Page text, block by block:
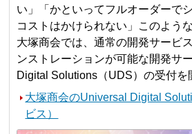
い」「かといってフルオーダーで
コストはかけられない」このよう
大塚商会では、通常の開発サービ
ンストレーションが可能な開発サ
Digital Solutions（UDS）の受付を
大塚商会のUniversal Digital
ビス）